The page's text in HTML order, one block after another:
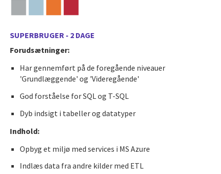
SUPERBRUGER - 2 DAGE
Forudsætninger:
Har gennemført på de foregående niveauer
'Grundlæggende' og 'Videregående'
God forståelse for SQL og T-SQL
Dyb indsigt i tabeller og datatyper
Indhold:
Opbyg et miljø med services i MS Azure
Indlæs data fra andre kilder med ETL